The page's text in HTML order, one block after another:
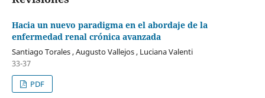
Hacia un nuevo paradigma en el abordaje de la
enfermedad renal crónica avanzada
Santiago Torales , Augusto Vallejos , Luciana Valenti
33-37
PDF